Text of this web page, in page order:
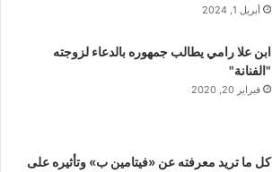
أبريل 1, 2024
ابن علا رامي يطالب جمهوره بالدعاء لزوجته
"الفنانة"
فبراير 20, 2020
كل ما تريد معرفته عن «فيتامين ب» وتأثيره على